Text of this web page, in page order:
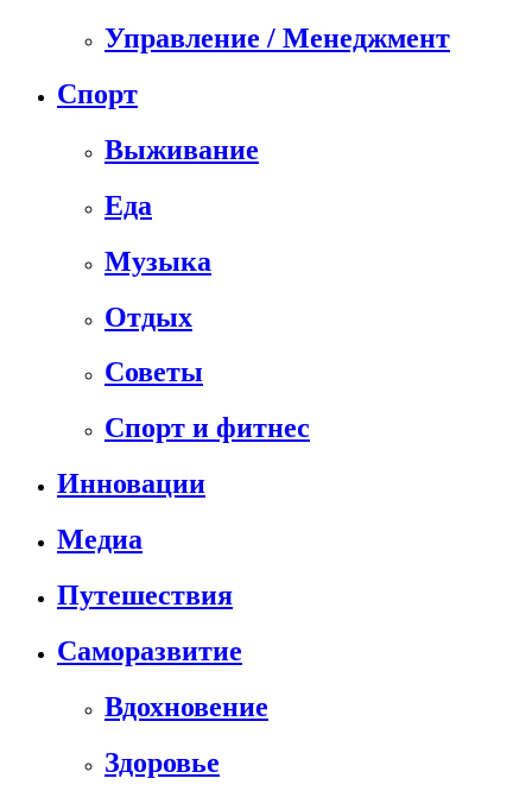
Управление / Менеджмент
Спорт
Выживание
Еда
Музыка
Отдых
Советы
Спорт и фитнес
Инновации
Медиа
Путешествия
Саморазвитие
Вдохновение
Здоровье